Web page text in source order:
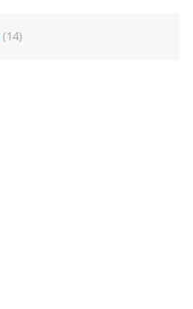
(14)